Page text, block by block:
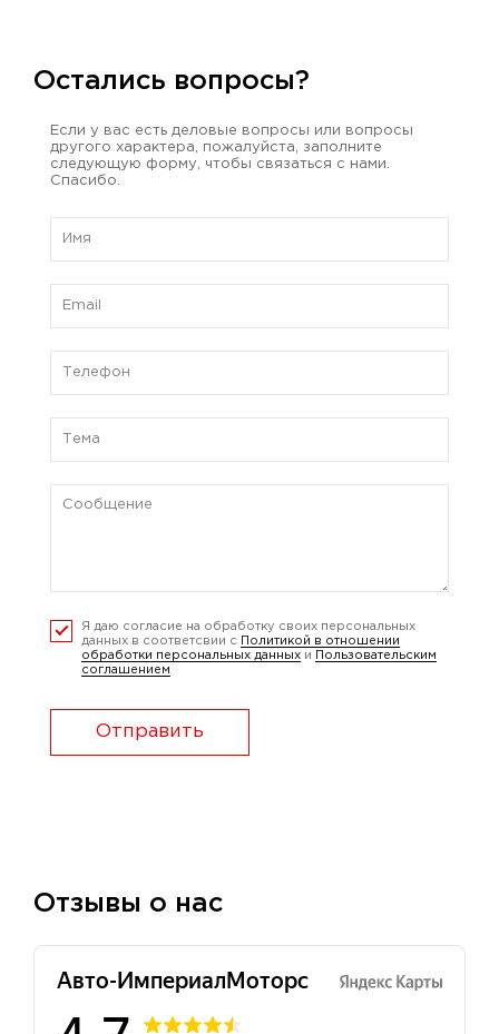
Остались вопросы?
Если у вас есть деловые вопросы или вопросы
другого характера, пожалуйста, заполните
следующую форму, чтобы связаться с нами.
Спасибо.
Я даю согласие на обработку своих персональных
данных в соответсвии с
Политикой в отношении
обработки персональных данных и
Пользовательским
соглашением
Отправить
Отзывы о нас